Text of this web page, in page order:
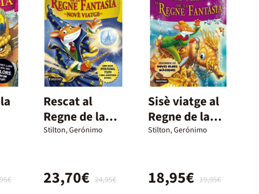
Rescat al
Regne de la
Fantasia.
Stilton, Gerónimo
24,95€
23,70€
Sisè viatge al
Regne de la
Fantasia
Stilton, Gerónimo
19,95€
18,95€